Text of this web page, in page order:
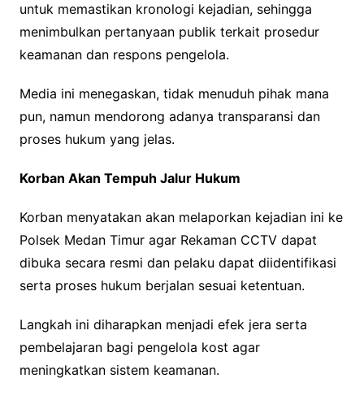
untuk memastikan kronologi kejadian, sehingga
menimbulkan pertanyaan publik terkait prosedur
keamanan dan respons pengelola.
Media ini menegaskan, tidak menuduh pihak mana
pun, namun mendorong adanya transparansi dan
proses hukum yang jelas.
Korban Akan Tempuh Jalur Hukum
Korban menyatakan akan melaporkan kejadian ini ke
Polsek Medan Timur agar Rekaman CCTV dapat
dibuka secara resmi dan pelaku dapat diidentifikasi
serta proses hukum berjalan sesuai ketentuan.
Langkah ini diharapkan menjadi efek jera serta
pembelajaran bagi pengelola kost agar
meningkatkan sistem keamanan.